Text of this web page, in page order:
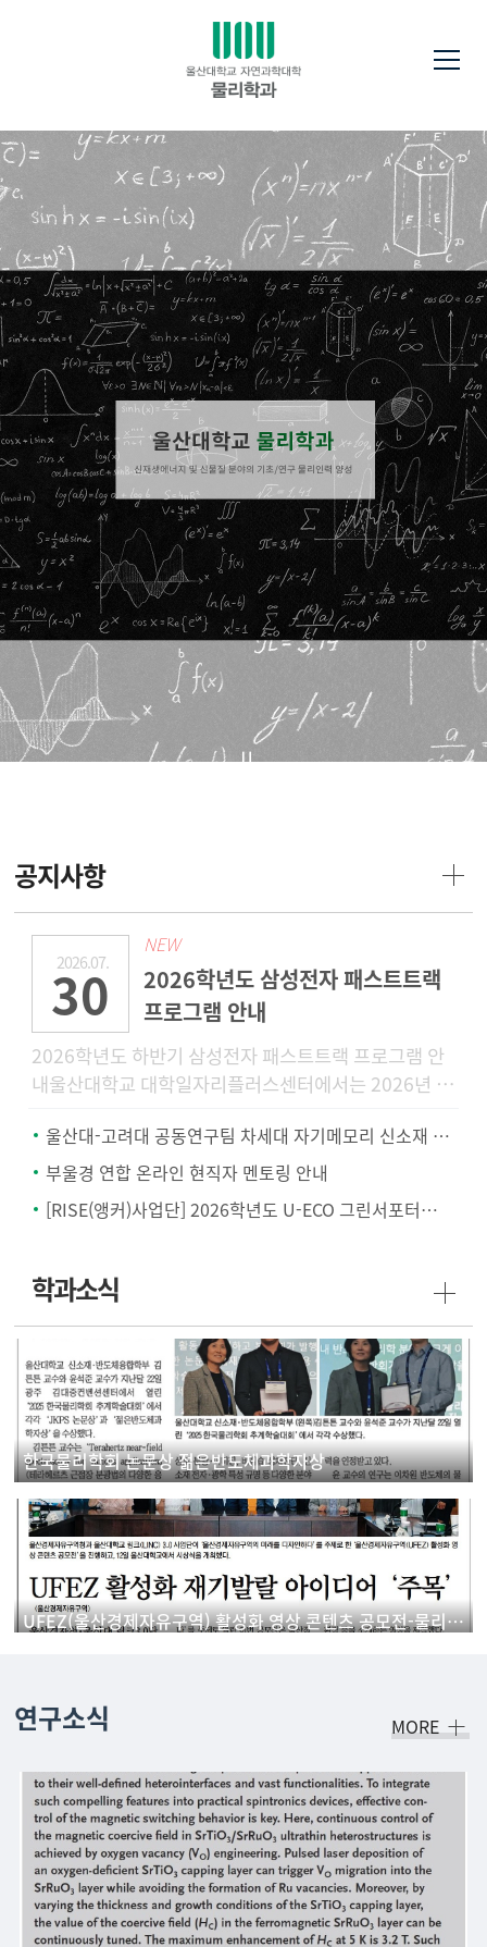
공지사항
2026.07.
30
NEW
2026학년도 삼성전자 패스트트랙
프로그램 안내
2026학년도 하반기 삼성전자 패스트트랙 프로그램 안
내울산대학교 대학일자리플러스센터에서는 2026년 하
에 특화된 「2026학년
울산대-고려대 공동연구팀 차세대 자기메모리 신소재 개발.. '텅스텐-몰리브덴 합금'
부울경 연합 온라인 현직자 멘토링 안내
[RISE(앵커)사업단] 2026학년도 U-ECO 그린서포터즈 모집 안내
학과소식
한국물리학회 논문상 젊은반도체과학자상
UFEZ(울산경제자유구역) 활성화 영상 콘텐츠 공모전-물리학과 학생 '우수상' 수상
연구소식 MORE